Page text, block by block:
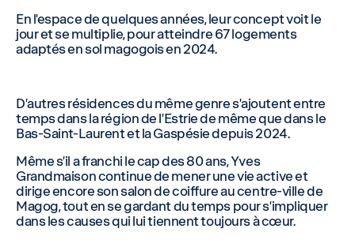
En l’espace de quelques années, leur concept voit le
jour et se multiplie, pour atteindre 67 logements
adaptés en sol magogois en 2024.
D’autres résidences du même genre s’ajoutent entre
temps dans la région de l’Estrie de même que dans le
Bas-Saint-Laurent et la Gaspésie depuis 2024.
Même s’il a franchi le cap des 80 ans, Yves
Grandmaison continue de mener une vie active et
dirige encore son salon de coiffure au centre-ville de
Magog, tout en se gardant du temps pour s’impliquer
dans les causes qui lui tiennent toujours à cœur.